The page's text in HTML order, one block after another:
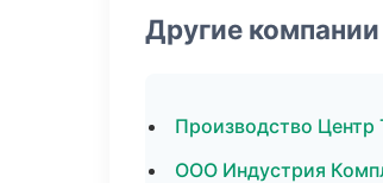
Другие компании
Производство Центр
ООО Индустрия